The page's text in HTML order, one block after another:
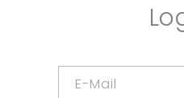
E-Mail